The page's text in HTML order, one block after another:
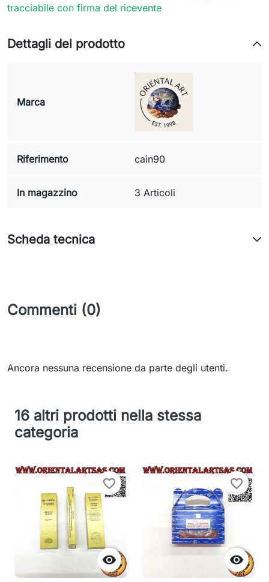
tracciabile con firma del ricevente
Dettagli del prodotto
Marca
Riferimento cain90
In magazzino 3 Articoli
Scheda tecnica
Commenti (0)
Ancora nessuna recensione da parte degli utenti.
16 altri prodotti nella stessa
categoria

favorite_border

favorite_border